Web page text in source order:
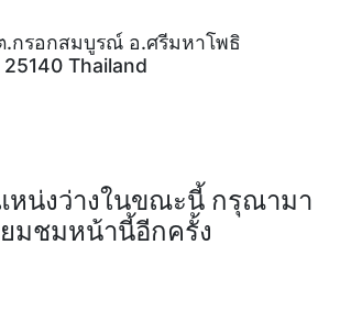
.กรอกสมบูรณ์ อ.ศรีมหาโพธิ
25140 Thailand
หน่งว่างในขณะนี้ กรุณามา
ยมชมหน้านี้อีกครั้ง